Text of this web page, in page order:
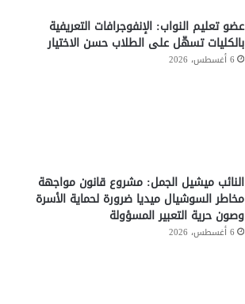
عضو تعليم النواب: الإنفوجرافات التعريفية
بالكليات تسهّل على الطلاب حسن الاختيار
6 أغسطس، 2026
النائب ميشيل الجمل: مشروع قانون مواجهة
مخاطر السوشيال ميديا ضرورة لحماية الأسرة
وصون حرية التعبير المسؤولة
6 أغسطس، 2026